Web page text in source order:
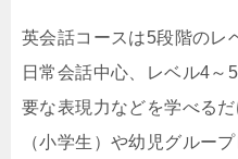
英会話コースは5段階のレ
日常会話中心、レベル4～
要な表現力などを学べる
（小学生）や幼児グルー